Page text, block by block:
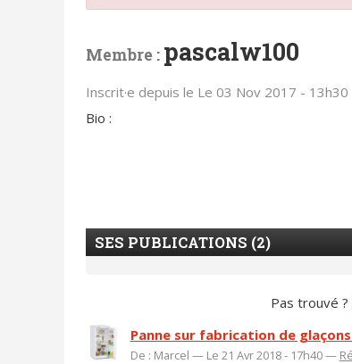
Membre : pascalw100
Inscrit·e depuis le Le 03 Nov 2017 - 13h30
Bio :
SES PUBLICATIONS (2)
Pas trouvé ?
Panne sur fabrication de
De : Marcel — Le 21 Avr 2018 - 17h40 —